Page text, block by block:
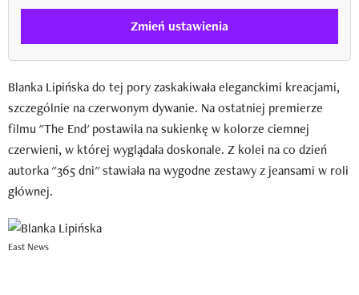
Zmień ustawienia
Blanka Lipińska do tej pory zaskakiwała eleganckimi kreacjami,
szczególnie na czerwonym dywanie. Na ostatniej premierze
filmu "The End' postawiła na sukienkę w kolorze ciemnej
czerwieni, w której wyglądała doskonale. Z kolei na co dzień
autorka "365 dni" stawiała na wygodne zestawy z jeansami w roli
głównej.
East News